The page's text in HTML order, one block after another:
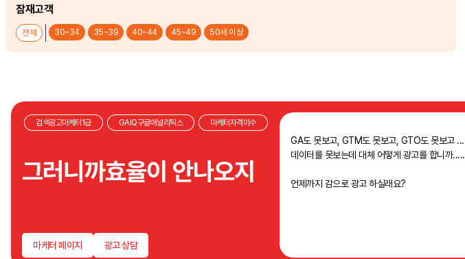
잠재고객
전체 30~34 35~39 40~44 45~49 50세 이상
검색광고마케터1급 GAIQ구글애널리틱스 마케터자격이수
그러니까효율이 안나오지
마케터 페이지 광고 상담
GA도 못보고, GTM도 못보고, GTO도 못보고 ...
데이터를 못보는데 대체 어떻게 광고를 합니까.....
언제까지 감으로 광고 하실래요?